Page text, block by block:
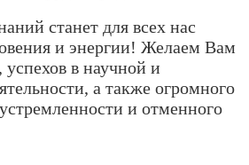
станет для всех нас
и энергии! Желаем Вам
успехов в научной и
а также огромного
и отменного